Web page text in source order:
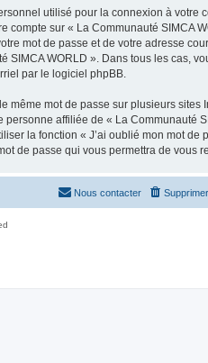
utilisé pour la connexion à votre
sur « La Communauté SIMCA
mot de passe et de votre adresse
SIMCA WORLD ». Dans tous les cas,
par le logiciel phpBB.
mot de passe sur plusieurs sites
affiliée de « La Communauté
la fonction « J’ai oublié mon mot
de passe qui vous permettra de vous
Nous contacter